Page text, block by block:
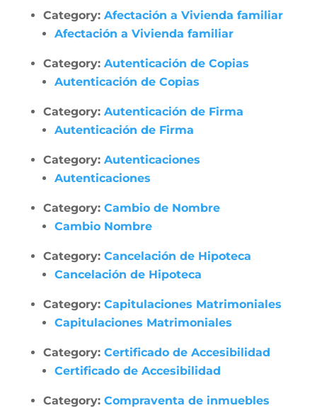
Category: Afectación a Vivienda familiar
Afectación a Vivienda familiar
Category: Autenticación de Copias
Autenticación de Copias
Category: Autenticación de Firma
Autenticación de Firma
Category: Autenticaciones
Autenticaciones
Category: Cambio de Nombre
Cambio Nombre
Category: Cancelación de Hipoteca
Cancelación de Hipoteca
Category: Capitulaciones Matrimoniales
Capitulaciones Matrimoniales
Category: Certificado de Accesibilidad
Certificado de Accesibilidad
Category: Compraventa de inmuebles